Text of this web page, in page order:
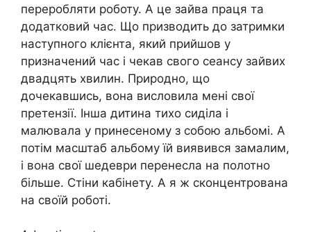
переробляти роботу. А це зайва праця та
додатковий час. Що призводить до затримки
наступного клієнта, який прийшов у
призначений час і чекав свого сеансу зайвих
двадцять хвилин. Природно, що
дочекавшись, вона висловила мені свої
претензії. Інша дитина тихо сиділа і
малювала у принесеному з собою альбомі. А
потім масштаб альбому їй виявився замалим,
і вона свої шедеври перенесла на полотно
більше. Стіни кабінету. А я ж сконцентрована
на своїй роботі.